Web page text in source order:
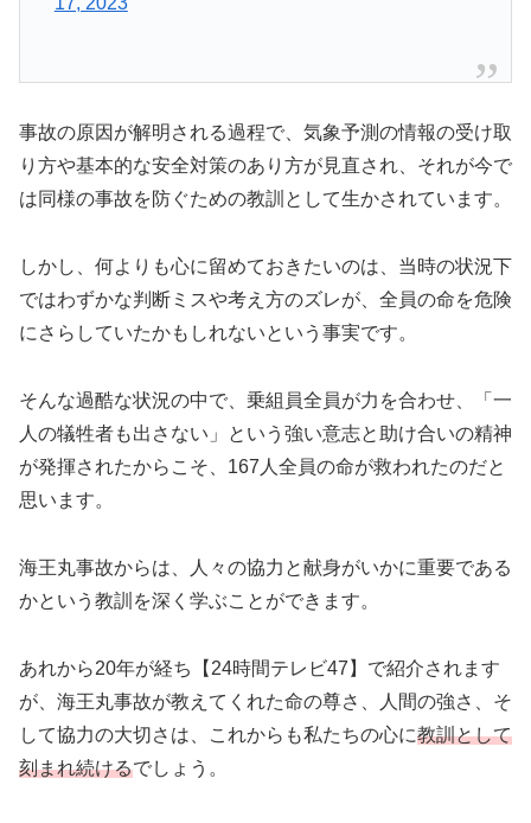
事故の原因が解明される過程で、気象予測の情報の受け取
り方や基本的な安全対策のあり方が見直され、それが今で
は同様の事故を防ぐための教訓として生かされています。
しかし、何よりも心に留めておきたいのは、当時の状況下
ではわずかな判断ミスや考え方のズレが、全員の命を危険
にさらしていたかもしれないという事実です。
そんな過酷な状況の中で、乗組員全員が力を合わせ、「一
人の犠牲者も出さない」という強い意志と助け合いの精神
が発揮されたからこそ、167人全員の命が救われたのだと
思います。
海王丸事故からは、人々の協力と献身がいかに重要である
かという教訓を深く学ぶことができます。
あれから20年が経ち【24時間テレビ47】で紹介されます
が、海王丸事故が教えてくれた命の尊さ、人間の強さ、そ
して協力の大切さは、これからも私たちの心に教訓として
刻まれ続けるでしょう。